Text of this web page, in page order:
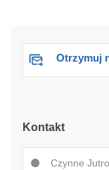
Otrzymuj
Kontakt
Czynne